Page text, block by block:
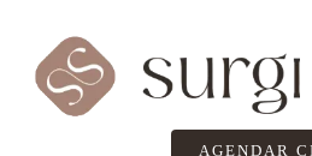
AGENDAR